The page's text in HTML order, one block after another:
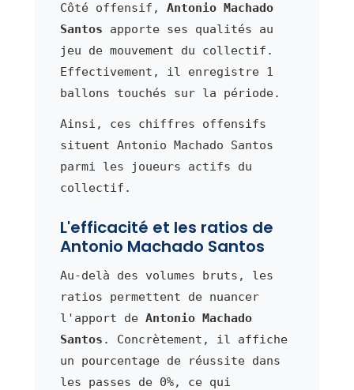
Côté offensif, Antonio Machado
Santos apporte ses qualités au
jeu de mouvement du collectif.
Effectivement, il enregistre 1
ballons touchés sur la période.
Ainsi, ces chiffres offensifs
situent Antonio Machado Santos
parmi les joueurs actifs du
collectif.
L'efficacité et les ratios de
Antonio Machado Santos
Au-delà des volumes bruts, les
ratios permettent de nuancer
l'apport de Antonio Machado
Santos . Concrètement, il affiche
un pourcentage de réussite dans
les passes de 0%, ce qui